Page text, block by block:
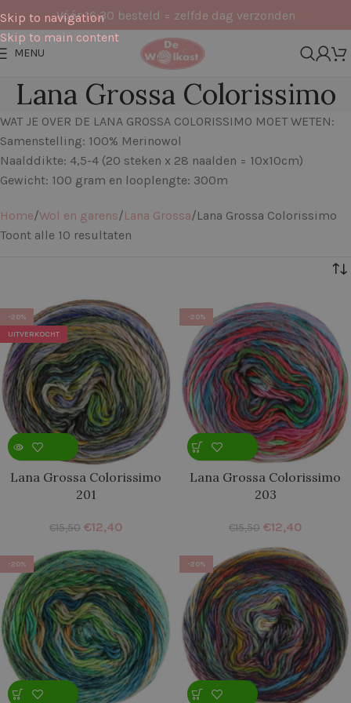
Skip to navigation
Skip to main content
Vóór 16:30 besteld = zelfde dag verzonden
MENU
Lana Grossa Colorissimo
WAT JE OVER DE LANA GROSSA COLORISSIMO MOET WETEN:
Samenstelling: 100% Merinowol
Naalddikte: 4,5-4 (20 steken x 28 naalden = 10x10cm)
Gewicht: 100 gram en looplengte: 300m
Home Wol en garens Lana Grossa Lana Grossa Colorissimo
Toont alle 10 resultaten
-20%
UITVERKOCHT
Lana Grossa Colorissimo
201
€15,50 €12,40
-20%
Lana Grossa Colorissimo
203
€15,50 €12,40
-20% -20%